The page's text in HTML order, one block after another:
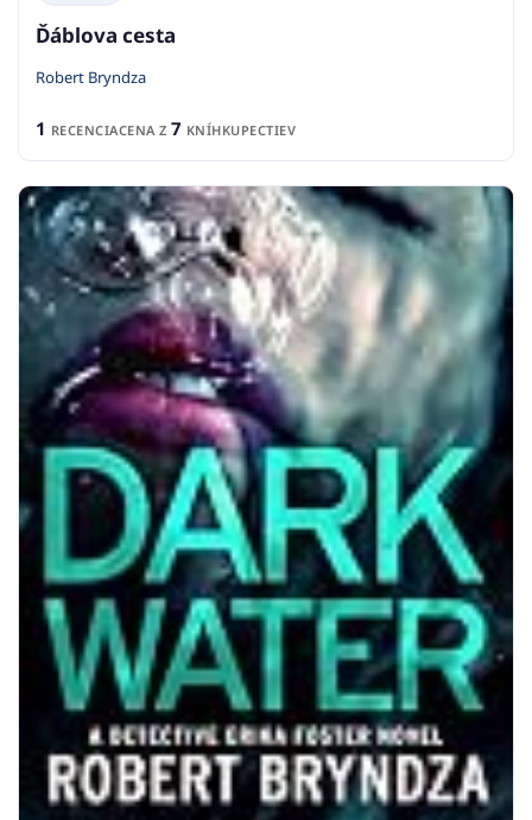
Ďáblova cesta
Robert Bryndza
1 RECENCIACENA Z 7 KNÍHKUPECTIEV